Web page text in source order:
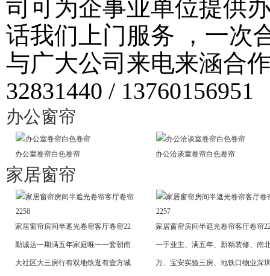
司可为企事业单位提供
话我们上门服务 ，一次
与广大公司来电来涵合
32831440 / 13760156951
办公窗帘
办公室卷帘白色卷帘 办公洽谈室卷帘白色卷帘
家居窗帘
家居窗帘房间半遮光卷帘客厅卷帘22 家居窗帘房间半遮光卷帘客厅卷帘
勤诚达一期满五年家庭唯一一套朝南 一手业主、满五年、新精装修、南
大社区大三房行有双地铁逛有壹方城 万、宝安实验三房、地铁口物业深